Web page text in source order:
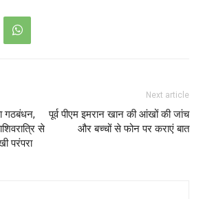
गठबंधन,
से
परंपरा
Next article
पूर्व पीएम इमरान खान की आंखों की जांच
और बच्चों से फोन पर कराएं बात